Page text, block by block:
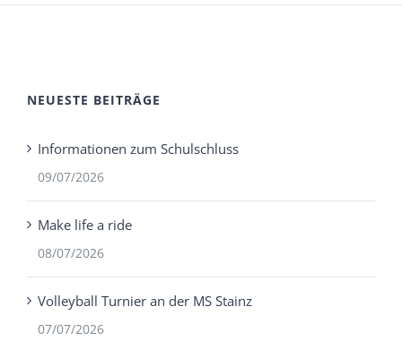
NEUESTE BEITRÄGE
Informationen zum Schulschluss
09/07/2026
Make life a ride
08/07/2026
Volleyball Turnier an der MS Stainz
07/07/2026